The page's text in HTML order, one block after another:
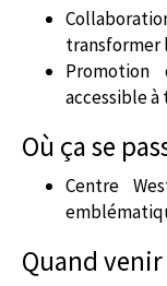
accessible à
Où ça se
Centre
Quand venir